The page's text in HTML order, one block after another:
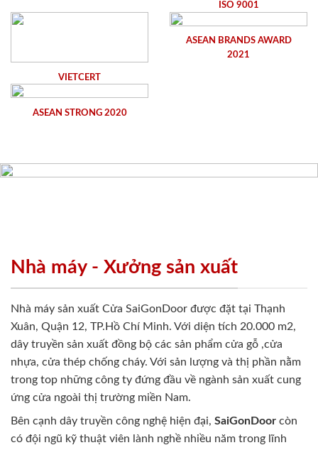
ISO 9001
VIETCERT
ASEAN BRANDS AWARD
2021
ASEAN STRONG 2020
Nhà máy - Xưởng sản xuất
Nhà máy sản xuất Cửa SaiGonDoor được đặt tại Thạnh
Xuân, Quận 12, TP.Hồ Chí Minh. Với diện tích 20.000 m2,
dây truyền sản xuất đồng bộ các sản phẩm cửa gỗ ,cửa
nhựa, cửa thép chống cháy. Với sản lượng và thị phần nằm
trong top những công ty đứng đầu về ngành sản xuất cung
ứng cửa ngoài thị trường miền Nam.
Bên cạnh dây truyền công nghệ hiện đại, SaiGonDoor còn
có đội ngũ kỹ thuật viên lành nghề nhiều năm trong lĩnh